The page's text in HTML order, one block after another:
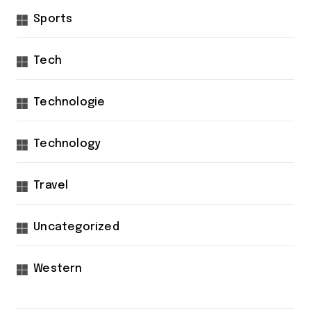
Sports
Tech
Technologie
Technology
Travel
Uncategorized
Western